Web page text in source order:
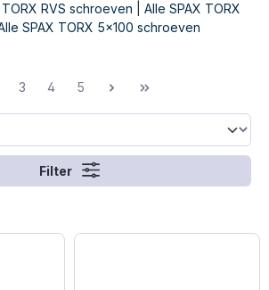
TORX RVS schroeven
Alle SPAX TORX
SPAX TORX 5x100 schroeven
3 4 5
Filter